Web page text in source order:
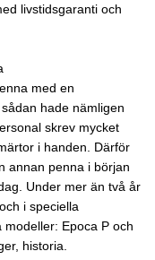
livstidsgaranti och
med en
hade nämligen
skrev mycket
i handen. Därför
annan penna i början
Under mer än två år
i speciella
Epoca P och
historia.